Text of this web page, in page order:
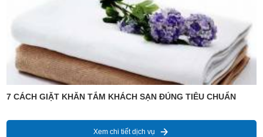
7 CÁCH GIẶT KHĂN TẮM KHÁCH SẠN ĐÚNG TIÊU CHUẨN
Xem chi tiết dịch vụ